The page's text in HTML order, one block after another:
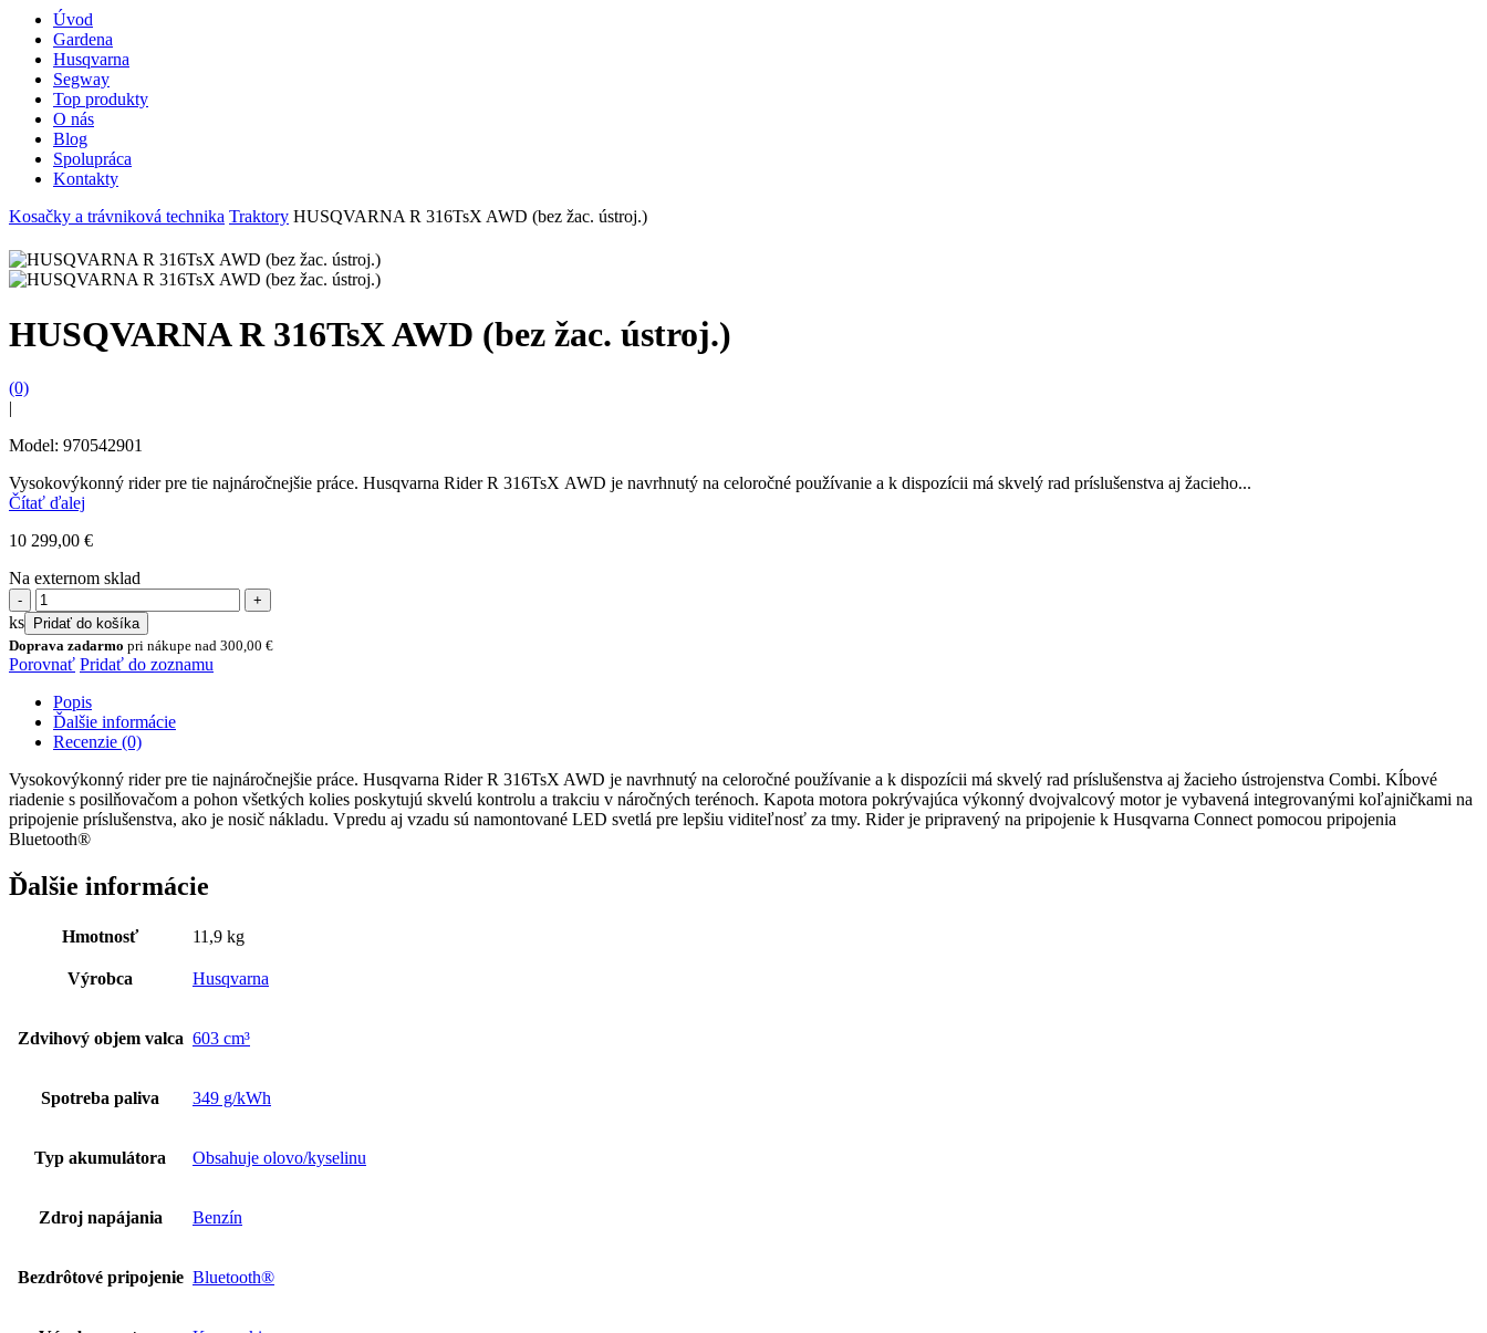
Úvod
Gardena
Husqvarna
Segway
Top produkty
O nás
Blog
Spolupráca
Kontakty
Kosačky a trávniková technika Traktory HUSQVARNA R 316TsX AWD (bez žac. ústroj.)
HUSQVARNA R 316TsX AWD (bez žac. ústroj.)
(0)
|
Model: 970542901
Vysokovýkonný rider pre tie najnáročnejšie práce. Husqvarna Rider R 316TsX AWD je navrhnutý na celoročné používanie a k dispozícii má skvelý rad príslušenstva aj žacieho...
Čítať ďalej
10 299,00 €
Na externom sklad
množstvo
HUSQVARNA
R
316TsX
AWD
(bez
ústroj.)
ks
Pridať do košíka
Doprava zadarmo pri nákupe nad 300,00 €
Porovnať Pridať do zoznamu
Popis
Ďalšie informácie
Recenzie (0)
Vysokovýkonný rider pre tie najnáročnejšie práce. Husqvarna Rider R 316TsX AWD je navrhnutý na celoročné používanie a k dispozícii má skvelý rad príslušenstva aj žacieho ústrojenstva Combi. Kĺbové
riadenie s posilňovačom a pohon všetkých kolies poskytujú skvelú kontrolu a trakciu v náročných terénoch. Kapota motora pokrývajúca výkonný dvojvalcový motor je vybavená integrovanými koľajničkami na
pripojenie príslušenstva, ako je nosič nákladu. Vpredu aj vzadu sú namontované LED svetlá pre lepšiu viditeľnosť za tmy. Rider je pripravený na pripojenie k Husqvarna Connect pomocou pripojenia
Bluetooth®
Ďalšie informácie
Hmotnosť 11,9 kg
Výrobca Husqvarna
Zdvihový objem valca 603 cm³
Spotreba paliva 349 g/kWh
Typ akumulátora Obsahuje olovo/kyselinu
Zdroj napájania Benzín
Bezdrôtové pripojenie Bluetooth®